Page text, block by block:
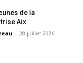
de la
Aix
- 28 juillet 2026